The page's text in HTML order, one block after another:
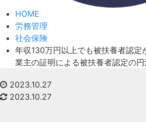
HOME
労務管理
社会保険
年収130万円以上でも被扶養者認定
業主の証明による被扶養者認定の円
2023.10.27
2023.10.27